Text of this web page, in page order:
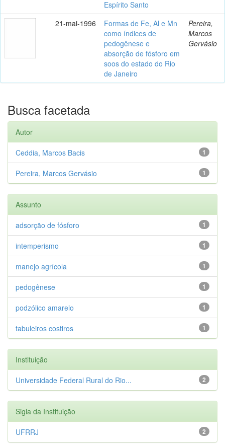
Espírito Santo
21-mai-1996
Formas de Fe, Al e Mn
como índices de
pedogênese e
absorção de fósforo em
soos do estado do Rio
de Janeiro
Pereira,
Marcos
Gervásio
Busca facetada
Autor
1
Ceddia, Marcos Bacis
1
Pereira, Marcos Gervásio
Assunto
1
adsorção de fósforo
1
intemperismo
1
manejo agrícola
1
pedogênese
1
podzólico amarelo
1
tabuleiros costiros
Instituição
2
Universidade Federal Rural do Rio...
Sigla da Instituição
2
UFRRJ